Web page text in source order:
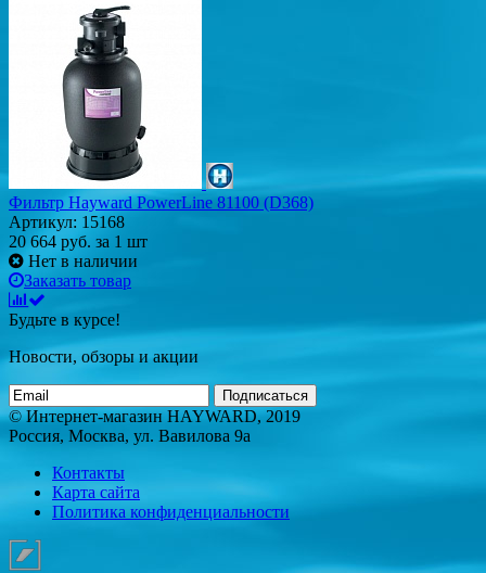
Фильтр Hayward PowerLine 81100 (D368)
Артикул: 15168
20 664 руб. за 1 шт
Нет в наличии
Заказать товар
Будьте в курсе!
Новости, обзоры и акции
Подписаться
© Интернет-магазин HAYWARD, 2019
Россия, Москва, ул. Вавилова 9а
Контакты
Карта сайта
Политика конфиденциальности